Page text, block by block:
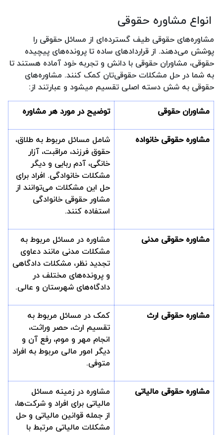
انواع مشاوره حقوقی
مشاوره‌های حقوقی طیف گسترده‌ای از مسائل حقوقی را
پوشش می‌دهند. از قراردادهای ساده تا پرونده‌های پیچیده
حقوقی، مشاوران حقوقی با دانش و تجربه خود آماده هستند تا
به شما در حل مشکلات حقوقی‌تان کمک کنند. مشاوره‌های
حقوقی به شش دسته اصلی تقسیم میشود و عبارتند از:
مشاوران حقوقی
توضیح در مورد هر مشاوره
مشاوره حقوقی خانواده
شامل مسائل مربوط به طلاق،
حقوق فرزند، مراقبت، آزار
خانگی، آدم ربایی و دیگر
مشکلات خانوادگی. افراد برای
حل این مشکلات می‌توانند از
مشاور حقوقی خانوادگی
استفاده کنند.
مشاوره حقوقی مدنی
مشاوره در مسائل مربوط به
مشکلات مدنی مانند دعاوی
تجدید نظر، مشکلات دادگاهی
و پرونده‌های مختلف در
دادگاه‌های شهرستان و عالی.
مشاوره حقوقی ارث
کمک در مسائل مربوط به
تقسیم ارث، حصر وراثت،
انجام مهر و موم، رفع آن و
دیگر امور مالی مربوط به افراد
متوفی.
مشاوره حقوقی مالیاتی
مشاوره در زمینه مسائل
مالیاتی برای افراد و شرکت‌ها،
از جمله قوانین مالیاتی و حل
مشکلات مالیاتی مرتبط با